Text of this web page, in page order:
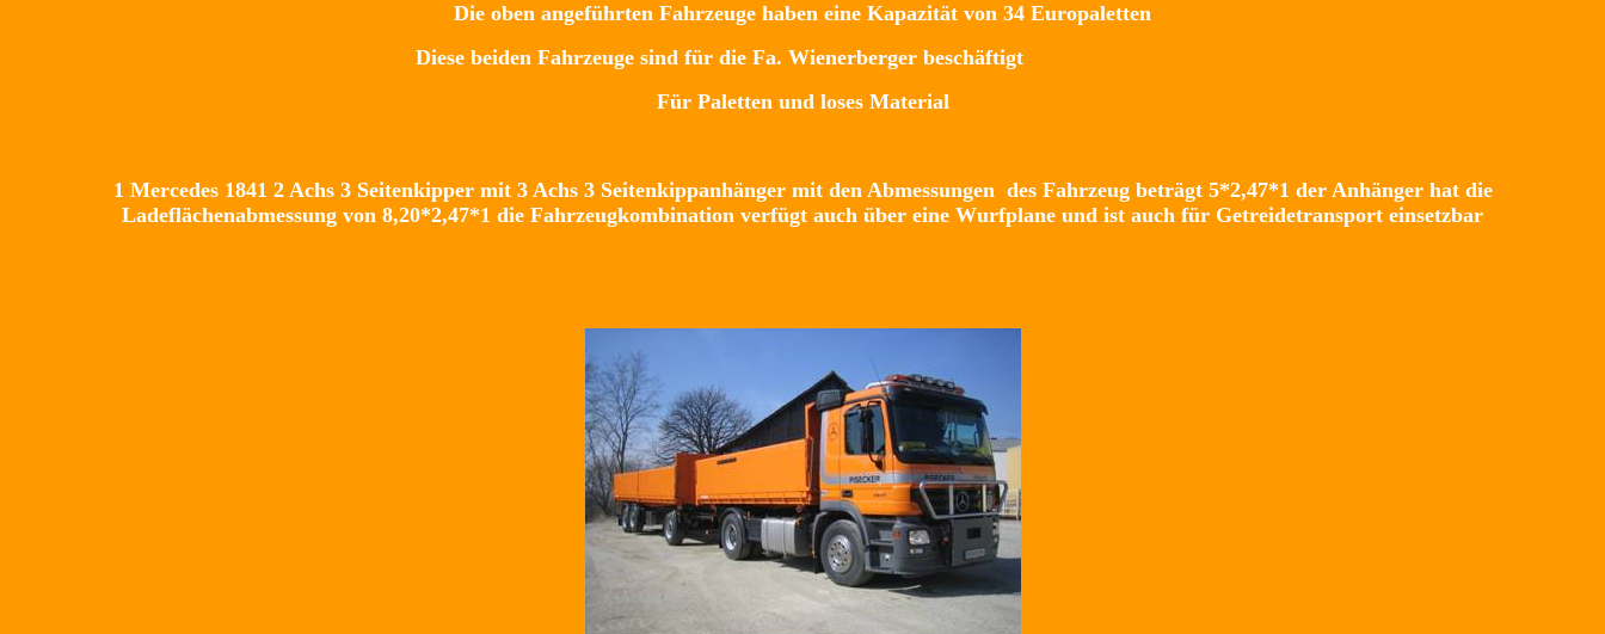
Die oben angeführten Fahrzeuge haben eine Kapazität von 34 Europaletten
Diese beiden Fahrzeuge sind für die Fa. Wienerberger beschäftigt
Für Paletten und loses Material
1 Mercedes 1841 2 Achs 3 Seitenkipper mit 3 Achs 3 Seitenkippanhänger mit den Abmessungen des Fahrzeug beträgt 5*2,47*1 der Anhänger hat die
Ladeflächenabmessung von 8,20*2,47*1 die Fahrzeugkombination verfügt auch über eine Wurfplane und ist auch für Getreidetransport einsetzbar